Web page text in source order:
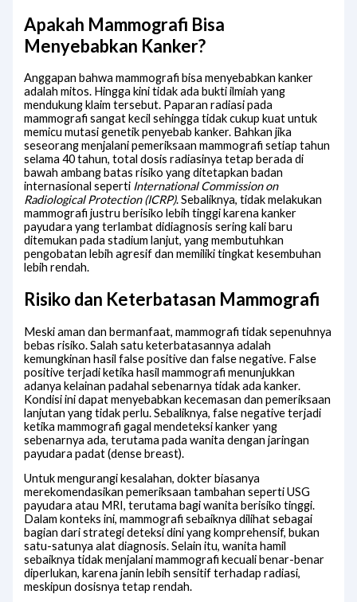
Apakah Mammografi Bisa
Menyebabkan Kanker?
Anggapan bahwa mammografi bisa menyebabkan kanker
adalah mitos. Hingga kini tidak ada bukti ilmiah yang
mendukung klaim tersebut. Paparan radiasi pada
mammografi sangat kecil sehingga tidak cukup kuat untuk
memicu mutasi genetik penyebab kanker. Bahkan jika
seseorang menjalani pemeriksaan mammografi setiap tahun
selama 40 tahun, total dosis radiasinya tetap berada di
bawah ambang batas risiko yang ditetapkan badan
internasional seperti International Commission on
Radiological Protection (ICRP). Sebaliknya, tidak melakukan
mammografi justru berisiko lebih tinggi karena kanker
payudara yang terlambat didiagnosis sering kali baru
ditemukan pada stadium lanjut, yang membutuhkan
pengobatan lebih agresif dan memiliki tingkat kesembuhan
lebih rendah.
Risiko dan Keterbatasan Mammografi
Meski aman dan bermanfaat, mammografi tidak sepenuhnya
bebas risiko. Salah satu keterbatasannya adalah
kemungkinan hasil false positive dan false negative. False
positive terjadi ketika hasil mammografi menunjukkan
adanya kelainan padahal sebenarnya tidak ada kanker.
Kondisi ini dapat menyebabkan kecemasan dan pemeriksaan
lanjutan yang tidak perlu. Sebaliknya, false negative terjadi
ketika mammografi gagal mendeteksi kanker yang
sebenarnya ada, terutama pada wanita dengan jaringan
payudara padat (dense breast).
Untuk mengurangi kesalahan, dokter biasanya
merekomendasikan pemeriksaan tambahan seperti USG
payudara atau MRI, terutama bagi wanita berisiko tinggi.
Dalam konteks ini, mammografi sebaiknya dilihat sebagai
bagian dari strategi deteksi dini yang komprehensif, bukan
satu-satunya alat diagnosis. Selain itu, wanita hamil
sebaiknya tidak menjalani mammografi kecuali benar-benar
diperlukan, karena janin lebih sensitif terhadap radiasi,
meskipun dosisnya tetap rendah.